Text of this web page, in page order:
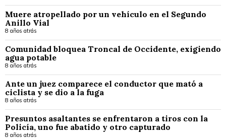
Muere atropellado por un vehículo en el Segundo
Anillo Vial
8 años atrás
Comunidad bloquea Troncal de Occidente, exigiendo
agua potable
8 años atrás
Ante un juez comparece el conductor que mató a
ciclista y se dio a la fuga
8 años atrás
Presuntos asaltantes se enfrentaron a tiros con la
Policía, uno fue abatido y otro capturado
8 años atrás